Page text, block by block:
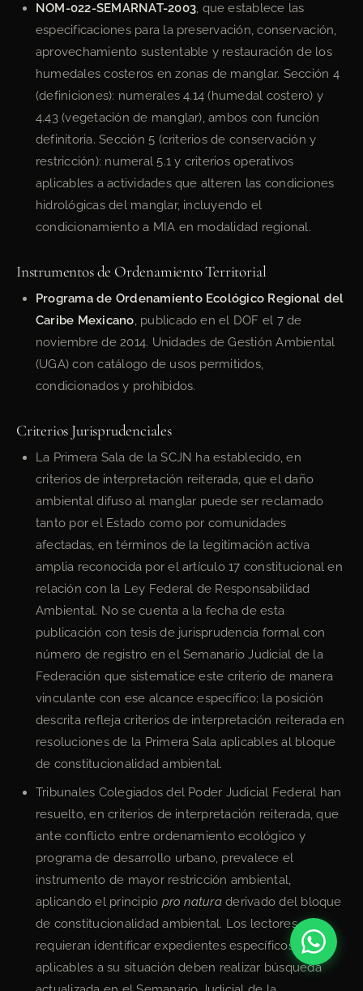
NOM-022-SEMARNAT-2003 , que establece las
especificaciones para la preservación, conservación,
aprovechamiento sustentable y restauración de los
humedales costeros en zonas de manglar. Sección 4
(definiciones): numerales 4.14 (humedal costero) y
4.43 (vegetación de manglar), ambos con función
definitoria. Sección 5 (criterios de conservación y
restricción): numeral 5.1 y criterios operativos
aplicables a actividades que alteren las condiciones
hidrológicas del manglar, incluyendo el
condicionamiento a MIA en modalidad regional.
Instrumentos de Ordenamiento Territorial
Programa de Ordenamiento Ecológico Regional del
Caribe Mexicano , publicado en el DOF el 7 de
noviembre de 2014. Unidades de Gestión Ambiental
(UGA) con catálogo de usos permitidos,
condicionados y prohibidos.
Criterios Jurisprudenciales
La Primera Sala de la SCJN ha establecido, en
criterios de interpretación reiterada, que el daño
ambiental difuso al manglar puede ser reclamado
tanto por el Estado como por comunidades
afectadas, en términos de la legitimación activa
amplia reconocida por el artículo 17 constitucional en
relación con la Ley Federal de Responsabilidad
Ambiental. No se cuenta a la fecha de esta
publicación con tesis de jurisprudencia formal con
número de registro en el Semanario Judicial de la
Federación que sistematice este criterio de manera
vinculante con ese alcance específico; la posición
descrita refleja criterios de interpretación reiterada en
resoluciones de la Primera Sala aplicables al bloque
de constitucionalidad ambiental.
Tribunales Colegiados del Poder Judicial Federal han
resuelto, en criterios de interpretación reiterada, que
ante conflicto entre ordenamiento ecológico y
programa de desarrollo urbano, prevalece el
instrumento de mayor restricción ambiental,
aplicando el principio pro naturaderivado del bloque
de constitucionalidad ambiental. Los lectores que
requieran identificar expedientes específicos
aplicables a su situación deben realizar búsqueda